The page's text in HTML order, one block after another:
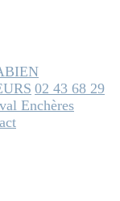
02 43 68 29
Enchères